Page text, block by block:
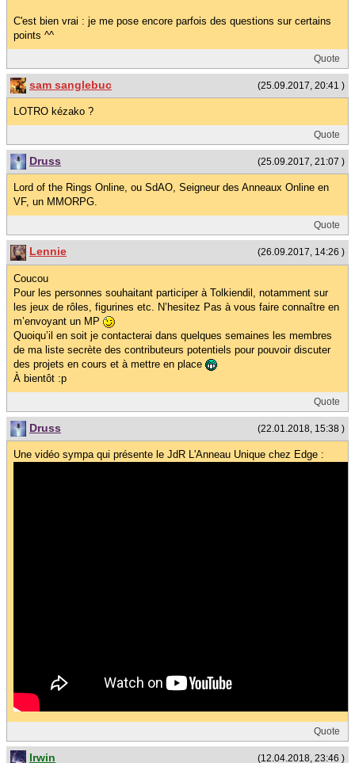
C'est bien vrai : je me pose encore parfois des questions sur certains
points ^^
Quote
(25.09.2017, 20:41 )
sam sanglebuc
LOTRO kézako ?
Quote
(25.09.2017, 21:07 )
Druss
Lord of the Rings Online, ou SdAO, Seigneur des Anneaux Online en
VF, un MMORPG.
Quote
(26.09.2017, 14:26 )
Lennie
Coucou
Pour les personnes souhaitant participer à Tolkiendil, notamment sur
les jeux de rôles, figurines etc. N’hesitez Pas à vous faire connaître en
m’envoyant un MP
Quoiqu’il en soit je contacterai dans quelques semaines les membres
de ma liste secrète des contributeurs potentiels pour pouvoir discuter
des projets en cours et à mettre en place
À bientôt :p
Quote
(22.01.2018, 15:38 )
Druss
Une vidéo sympa qui présente le JdR L'Anneau Unique chez Edge :
Quote
(12.04.2018, 23:46 )
Irwin